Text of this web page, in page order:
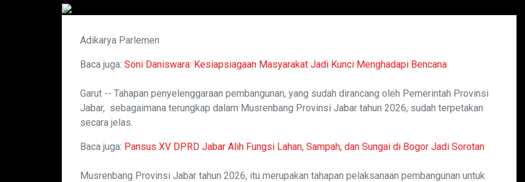
Adikarya Parlemen
Baca juga: Soni Daniswara: Kesiapsiagaan Masyarakat Jadi Kunci Menghadapi Bencana
Garut -- Tahapan penyelenggaraan pembangunan, yang sudah dirancang oleh Pemerintah Provinsi
Jabar, sebagaimana terungkap dalam Musrenbang Provinsi Jabar tahun 2026, sudah terpetakan
secara jelas.
Baca juga: Pansus XV DPRD Jabar Alih Fungsi Lahan, Sampah, dan Sungai di Bogor Jadi Sorotan
Musrenbang Provinsi Jabar tahun 2026, itu merupakan tahapan pelaksanaan pembangunan untuk